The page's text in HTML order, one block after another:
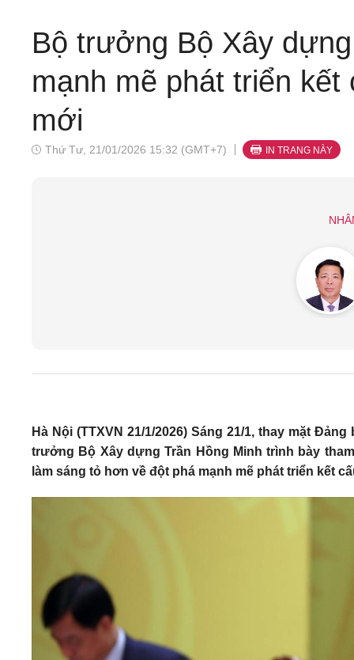
Bộ trưởng Bộ Xây
mạnh mẽ phát triển
mới
Thứ Tư, 21/01/2026 15:32 (GMT+7) IN TRANG NÀY
Hà Nội (TTXVN 21/1/2026) Sáng 21/1, thay mặt
trưởng Bộ Xây dựng Trần Hồng Minh trình bày
làm sáng tỏ hơn về đột phá mạnh mẽ phát triển kết